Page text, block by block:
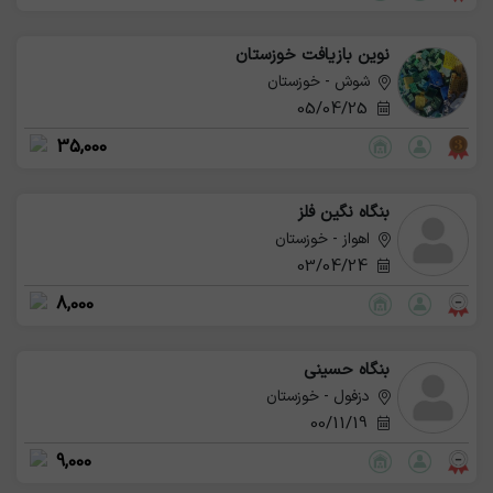
نوین بازیافت خوزستان
شوش - خوزستان
35,000
بنگاه نگین فلز
اهواز - خوزستان
03/04/24
8,000
بنگاه حسینی
دزفول - خوزستان
9,000